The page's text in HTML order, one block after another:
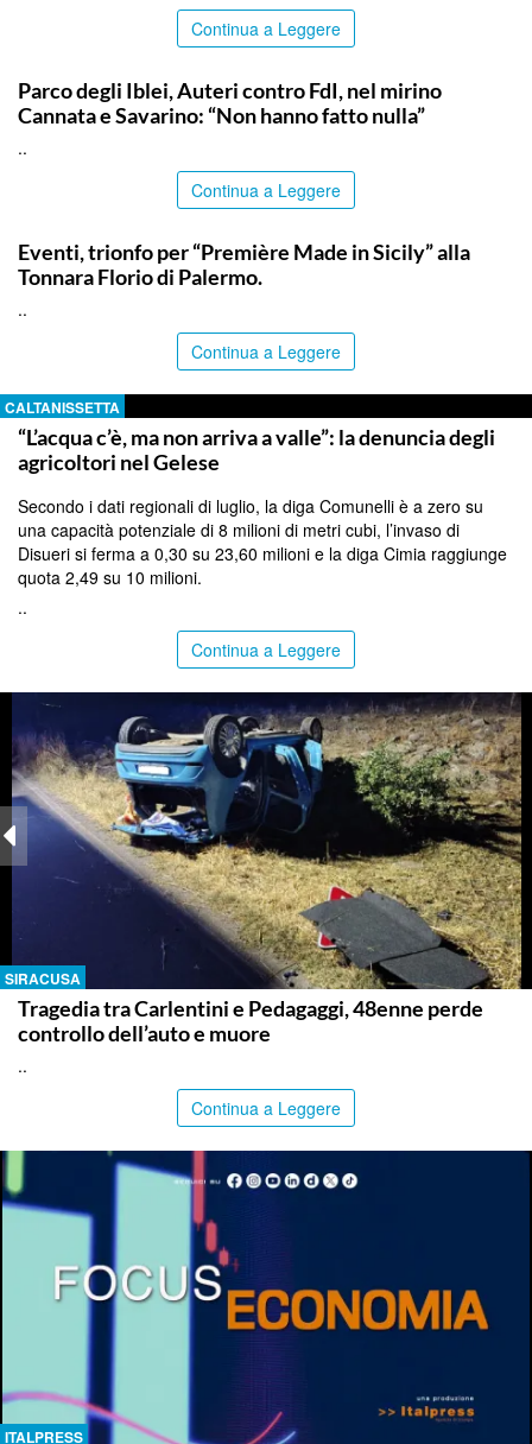
Continua a Leggere
Parco degli Iblei, Auteri contro FdI, nel mirino
Cannata e Savarino: “Non hanno fatto nulla”
..
Continua a Leggere
Eventi, trionfo per “Première Made in Sicily” alla
Tonnara Florio di Palermo.
..
Continua a Leggere
CALTANISSETTA
“L’acqua c’è, ma non arriva a valle”: la denuncia degli
agricoltori nel Gelese
Secondo i dati regionali di luglio, la diga Comunelli è a zero su
una capacità potenziale di 8 milioni di metri cubi, l’invaso di
Disueri si ferma a 0,30 su 23,60 milioni e la diga Cimia raggiunge
quota 2,49 su 10 milioni.
..
Continua a Leggere
SIRACUSA
Tragedia tra Carlentini e Pedagaggi, 48enne perde
controllo dell’auto e muore
..
Continua a Leggere
ITALPRESS